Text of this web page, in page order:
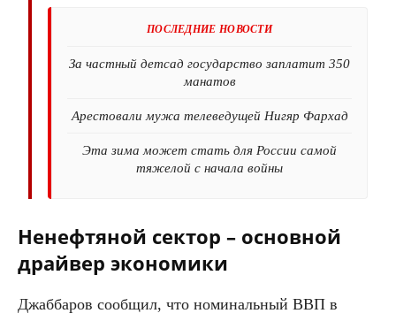
ПОСЛЕДНИЕ НОВОСТИ
За частный детсад государство заплатит 350
манатов
Арестовали мужа телеведущей Нигяр Фархад
Эта зима может стать для России самой
тяжелой с начала войны
Ненефтяной сектор – основной
драйвер экономики
Джаббаров сообщил, что номинальный ВВП в